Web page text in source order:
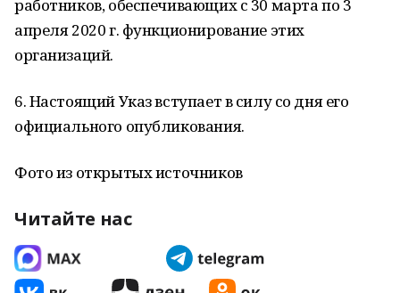
работников, обеспечивающих с 30 марта по 3
апреля 2020 г. функционирование этих
организаций.
6. Настоящий Указ вступает в силу со дня его
официального опубликования.
Фото из открытых источников
Читайте нас